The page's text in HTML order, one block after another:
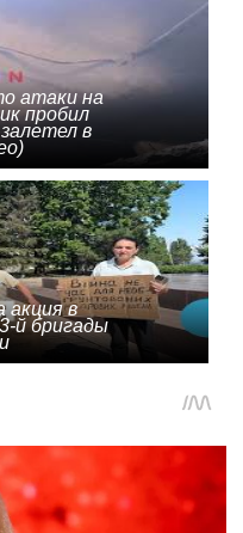
атаки на
пробил
в
акция в
й бригады